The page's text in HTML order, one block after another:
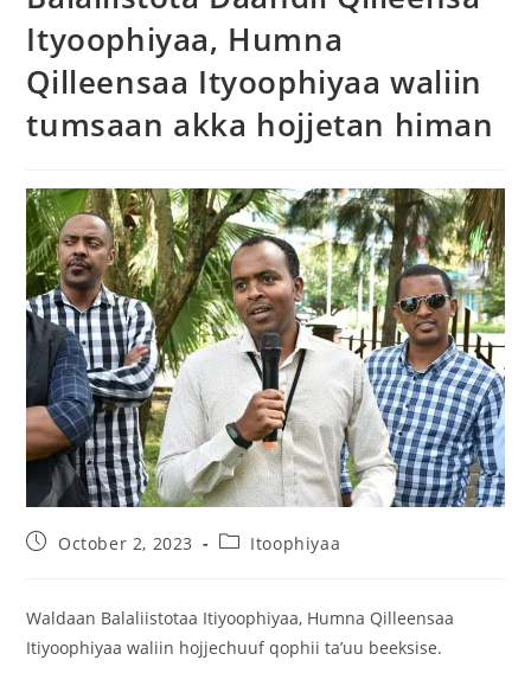
Ityoophiyaa, Humna
Qilleensaa Ityoophiyaa waliin
tumsaan akka hojjetan himan
October 2, 2023 Itoophiyaa
Waldaan Balaliistotaa Itiyoophiyaa, Humna Qilleensaa
Itiyoophiyaa waliin hojjechuuf qophii ta’uu beeksise.